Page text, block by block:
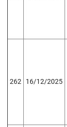
262 16/12/2025